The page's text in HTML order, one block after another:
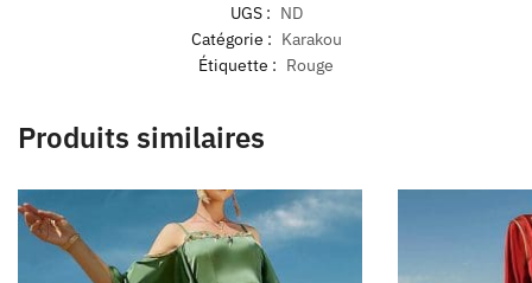
UGS : ND
Catégorie : Karakou
Étiquette : Rouge
Produits similaires